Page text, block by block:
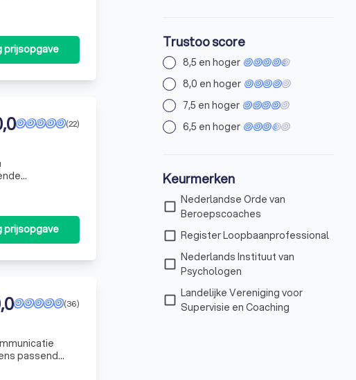
prijsopgave
(22)
prijsopgave
(36)
passend
Trustoo score
8,5 en hoger
8,0 en hoger
7,5 en hoger
6,5 en hoger
Keurmerken
check_box_outline_blank
Nederlandse Orde van
Beroepscoaches
check_box_outline_blank Register Loopbaanprofessional
check_box_outline_blank
Nederlands Instituut van
Psychologen
check_box_outline_blank
Landelijke Vereniging voor
Supervisie en Coaching